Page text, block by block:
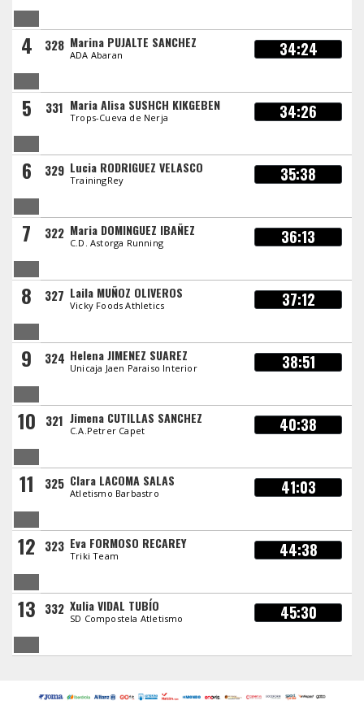
4 328 Marina PUJALTE SANCHEZ
ADA Abaran 34:24
5 331 Maria Alisa SUSHCH KIKGEBEN
Trops-Cueva de Nerja 34:26
6 329 Lucia RODRIGUEZ VELASCO
TrainingRey 35:38
7 322 Maria DOMINGUEZ IBAÑEZ
C.D. Astorga Running 36:13
8 327 Laila MUÑOZ OLIVEROS
Vicky Foods Athletics 37:12
9 324 Helena JIMENEZ SUAREZ
Unicaja Jaen Paraiso Interior 38:51
10 321 Jimena CUTILLAS SANCHEZ
C.A.Petrer Capet 40:38
11 325 Clara LACOMA SALAS
Atletismo Barbastro 41:03
12 323 Eva FORMOSO RECAREY
Triki Team 44:38
13 332 Xulia VIDAL TUBÍO
SD Compostela Atletismo 45:30